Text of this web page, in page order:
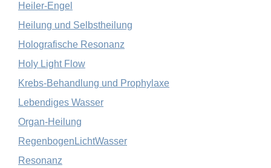
Heiler-Engel
Heilung und Selbstheilung
Holografische Resonanz
Holy Light Flow
Krebs-Behandlung und Prophylaxe
Lebendiges Wasser
Organ-Heilung
RegenbogenLichtWasser
Resonanz